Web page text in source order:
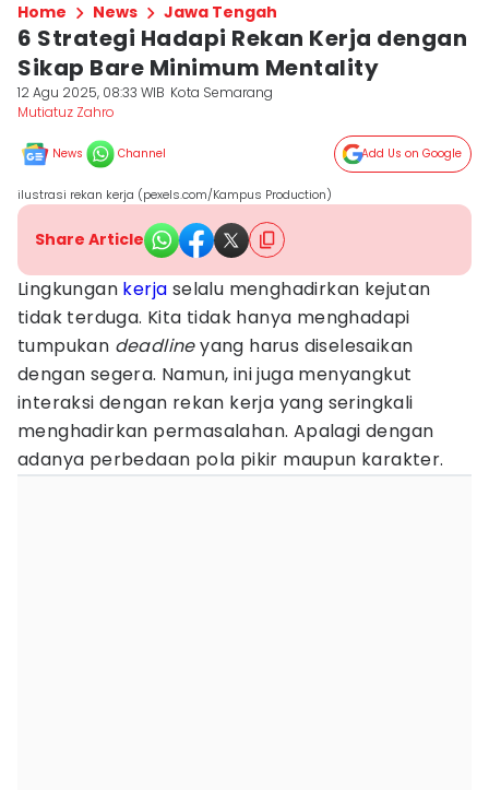
Home News Jawa Tengah
6 Strategi Hadapi Rekan Kerja dengan
Sikap Bare Minimum Mentality
12 Agu 2025, 08:33 WIB Kota Semarang
Mutiatuz Zahro
News Channel Add Us on Google
ilustrasi rekan kerja (pexels.com/Kampus Production)
Share Article
Lingkungan kerja selalu menghadirkan kejutan
tidak terduga. Kita tidak hanya menghadapi
tumpukan deadlineyang harus diselesaikan
dengan segera. Namun, ini juga menyangkut
interaksi dengan rekan kerja yang seringkali
menghadirkan permasalahan. Apalagi dengan
adanya perbedaan pola pikir maupun karakter.